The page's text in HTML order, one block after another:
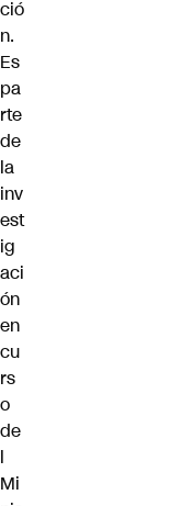
ció
n.
Es
pa
rte
de
la
inv
est
ig
aci
ón
en
cu
rs
o
de
l
Mi